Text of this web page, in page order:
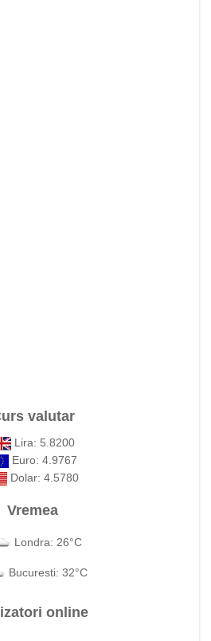
valutar
Lira: 5.8200
Euro: 4.9767
Dolar: 4.5780
Vremea
Londra: 26°C
Bucuresti: 32°C
online